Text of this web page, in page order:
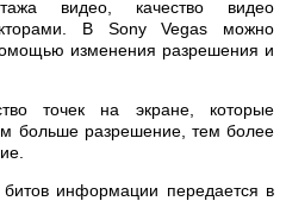
видео, качество видео
В Sony Vegas можно
изменения разрешения и
точек на экране, которые
больше разрешение, тем более
битов информации передается в